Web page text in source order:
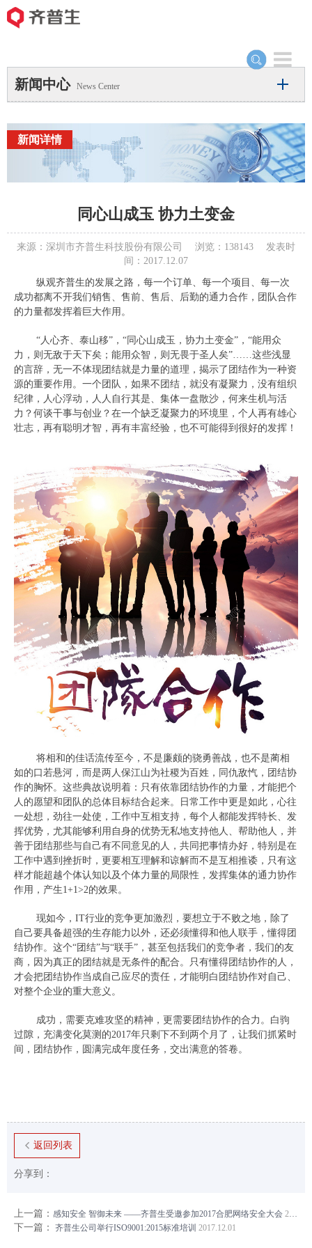
Toggle
navigation
新闻中心 News Center
新闻详情
同心山成玉 协力土变金
来源：深圳市齐普生科技股份有限公司 浏览：138143 发表时
间：2017.12.07
纵观齐普生的发展之路，每一个订单、每一个项目、每一次
成功都离不开我们销售、售前、售后、后勤的通力合作，团队合作
的力量都发挥着巨大作用。
“人心齐、泰山移”，“同心山成玉，协力土变金”，“能用众
力，则无敌于天下矣；能用众智，则无畏于圣人矣”……这些浅显
的言辞，无一不体现团结就是力量的道理，揭示了团结作为一种资
源的重要作用。一个团队，如果不团结，就没有凝聚力，没有组织
纪律，人心浮动，人人自行其是、集体一盘散沙，何来生机与活
力？何谈干事与创业？在一个缺乏凝聚力的环境里，个人再有雄心
壮志，再有聪明才智，再有丰富经验，也不可能得到很好的发挥！
将相和的佳话流传至今，不是廉颇的骁勇善战，也不是蔺相
如的口若悬河，而是两人保江山为社稷为百姓，同仇敌忾，团结协
作的胸怀。这些典故说明着：只有依靠团结协作的力量，才能把个
人的愿望和团队的总体目标结合起来。日常工作中更是如此，心往
一处想，劲往一处使，工作中互相支持，每个人都能发挥特长、发
挥优势，尤其能够利用自身的优势无私地支持他人、帮助他人，并
善于团结那些与自己有不同意见的人，共同把事情办好，特别是在
工作中遇到挫折时，更要相互理解和谅解而不是互相推诿，只有这
样才能超越个体认知以及个体力量的局限性，发挥集体的通力协作
作用，产生1+1>2的效果。
现如今，IT行业的竞争更加激烈，要想立于不败之地，除了
自己要具备超强的生存能力以外，还必须懂得和他人联手，懂得团
结协作。这个“团结”与“联手”，甚至包括我们的竞争者，我们的友
商，因为真正的团结就是无条件的配合。只有懂得团结协作的人，
才会把团结协作当成自己应尽的责任，才能明白团结协作对自己、
对整个企业的重大意义。
成功，需要克难攻坚的精神，更需要团结协作的合力。白驹
过隙，充满变化莫测的2017年只剩下不到两个月了，让我们抓紧时
间，团结协作，圆满完成年度任务，交出满意的答卷。
返回列表
分享到：
上一篇： 感知安全 智御未来 ——齐普生受邀参加2017合肥网络安全大会 2017.12.13
下一篇： 齐普生公司举行ISO9001:2015标准培训 2017.12.01